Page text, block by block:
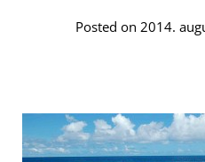
Posted on 2014.